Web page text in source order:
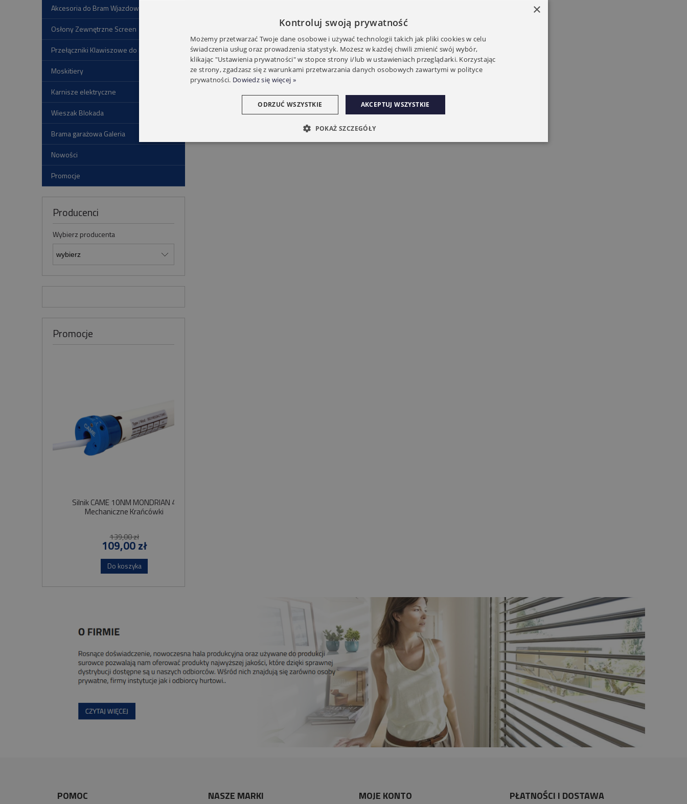
Akcesoria do Bram Wjazdowych
Osłony Zewnętrzne Screen
Przełączniki Klawiszowe do Rolet
Moskitiery
Karnisze elektryczne
Wieszak Blokada
Brama garażowa Galeria
Nowości
Promocje
Producenci
Wybierz producenta
Promocje
Silnik CAME 10NM MONDRIAN 4
Mechaniczne Krańcówki
139,00 zł
109,00 zł
Do koszyka
POMOC NASZE MARKI MOJE KONTO PŁATNOŚCI I DOSTAWA
×
Kontroluj swoją prywatność
Możemy przetwarzać Twoje dane osobowe i używać technologii takich jak pliki cookies w celu
świadczenia usług oraz prowadzenia statystyk. Możesz w każdej chwili zmienić swój wybór,
klikając "Ustawienia prywatności" w stopce strony i/lub w ustawieniach przeglądarki. Korzystając
ze strony, zgadzasz się z warunkami przetwarzania danych osobowych zawartymi w polityce
prywatności. Dowiedz się więcej »
AKCEPTUJ WSZYSTKIE
ODRZUĆ WSZYSTKIE
POKAŻ SZCZEGÓŁY